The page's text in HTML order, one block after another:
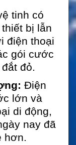
tinh có
bị lẫn
điện thoại
gói cước
đỏ.
Điện
lớn và
di động,
nay đã
hơn.